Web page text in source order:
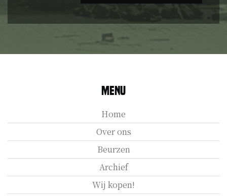
Menu
Home
Over ons
Beurzen
Archief
Wij kopen!